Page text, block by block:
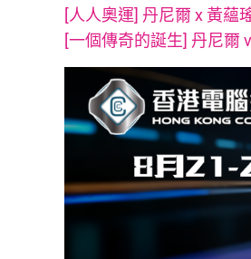
[人人奧運] 丹尼爾 x 黃蘊
[一個傳奇的誕生] 丹尼爾